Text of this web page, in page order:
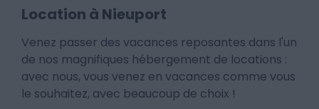
Location à Nieuport
Venez passer des vacances reposantes dans l'un
de nos magnifiques hébergement de locations :
avec nous, vous venez en vacances comme vous
le souhaitez, avec beaucoup de choix !